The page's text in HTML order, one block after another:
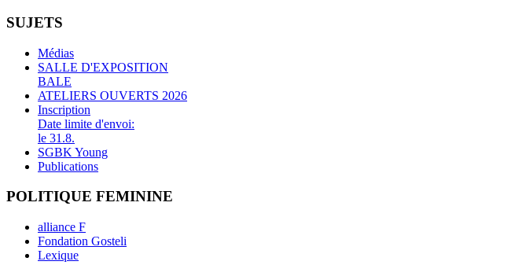
SUJETS
Médias
SALLE D'EXPOSITION
BALE
ATELIERS OUVERTS 2026
Inscription
Date limite d'envoi:
le 31.8.
SGBK Young
Publications
POLITIQUE FEMININE
alliance F
Fondation Gosteli
Lexique